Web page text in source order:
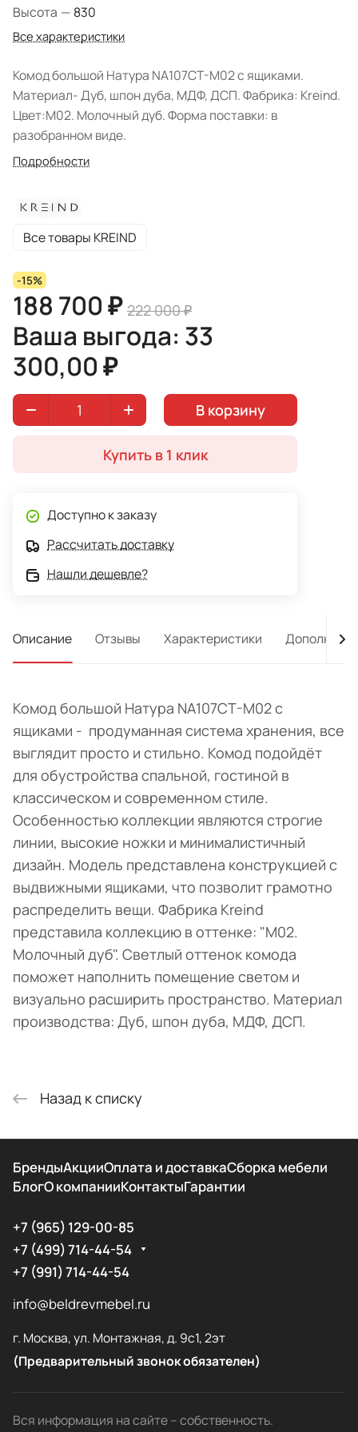
Высота — 830
Все характеристики
Комод большой Натура NA107CT-M02 с ящиками.
Материал- Дуб, шпон дуба, МДФ, ДСП. Фабрика: Kreind.
Цвет:M02. Молочный дуб. Форма поставки: в
разобранном виде.
Подробности
Все товары KREIND
-15%
188 700 ₽ 222 000 ₽
Ваша выгода: 33
300,00 ₽
В корзину
Купить в 1 клик
Доступно к заказу
Рассчитать доставку
Нашли дешевле?
Описание Отзывы Характеристики
Комод большой Натура NA107CT-M02 с
ящиками - продуманная система хранения, все
выглядит просто и стильно. Комод подойдёт
для обустройства спальной, гостиной в
классическом и современном стиле.
Особенностью коллекции являются строгие
линии, высокие ножки и минималистичный
дизайн. Модель представлена конструкцией с
выдвижными ящиками, что позволит грамотно
распределить вещи. Фабрика Kreind
представила коллекцию в оттенке: "M02.
Молочный дуб". Светлый оттенок комода
поможет наполнить помещение светом и
визуально расширить пространство. Материал
производства: Дуб, шпон дуба, МДФ, ДСП.
Назад к списку
БрендыАкцииОплата и доставкаСборка мебели
БлогО компанииКонтактыГарантии
+7 (965) 129-00-85
+7 (499) 714-44-54
+7 (991) 714-44-54
info@beldrevmebel.ru
г. Москва, ул. Монтажная, д. 9с1, 2эт
(Предварительный звонок обязателен)
Вся информация на сайте – собственность.